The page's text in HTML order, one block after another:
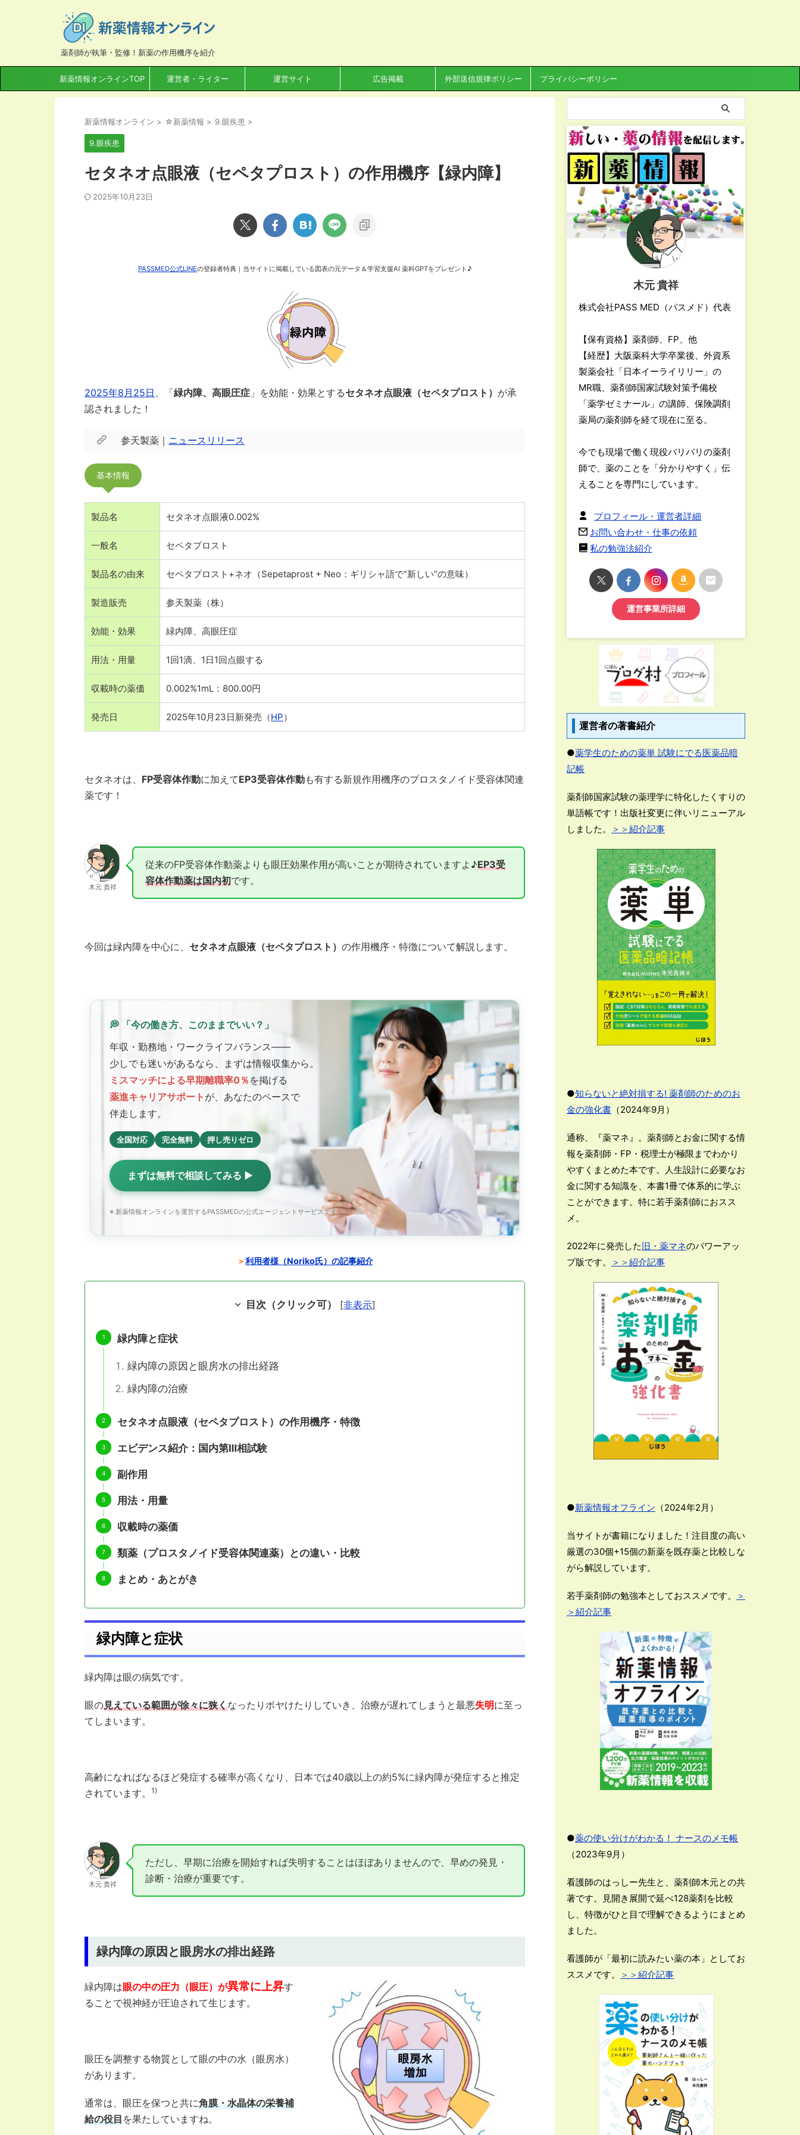
薬剤師が執筆・監修！新薬の作用機序を紹介
新薬情報オンラインTOP 運営者・ライター 運営サイト 広告掲載 外部送信規律ポリシー プライバシーポリシー
新薬情報オンライン > ☆新薬情報 > 9.眼疾患 >
9.眼疾患
セタネオ点眼液（セペタプロスト）の作用機序【緑内障】
2025年10月23日
PASSMED公式LINEの登録者特典｜当サイトに掲載している図表の元データ＆学習支援AI 薬科GPTをプレゼント♪
2025年8月25日 、「緑内障、高眼圧症 」を効能・効果とするセタネオ点眼液（セペタプロスト） が承
認されました！
参天製薬｜ ニュースリリース
基本情報
製品名 セタネオ点眼液0.002%
一般名 セペタプロスト
製品名の由来 セペタプロスト+ネオ（Sepetaprost + Neo：ギリシャ語で”新しい”の意味）
製造販売 参天製薬（株）
効能・効果 緑内障、高眼圧症
用法・用量 1回1滴、1日1回点眼する
収載時の薬価 0.002%1mL：800.00円
発売日 2025年10月23日新発売（HP）
セタネオは、 FP受容体作動に加えてEP3受容体作動も有する新規作用機序のプロスタノイド受容体関連
薬です！
木元 貴祥
従来のFP受容体作動薬よりも眼圧効果作用が高いことが期待されていますよ♪EP3受
容体作動薬は国内初です。
今回は緑内障を中心に、 セタネオ点眼液（セペタプロスト） の作用機序・特徴について解説します。
💭 「今の働き方、このままでいい？」
年収・勤務地・ワークライフバランス——
少しでも迷いがあるなら、まずは情報収集から。
ミスマッチによる早期離職率0％ を掲げる
薬進キャリアサポート が、あなたのペースで
伴走します。
全国対応 完全無料 押し売りゼロ
まずは無料で相談してみる ▶
※ 新薬情報オンラインを運営するPASSMEDの公式エージェントサービスです
＞利用者様（Noriko氏）の記事紹介
目次（クリック可） [非表示]
緑内障と症状
緑内障の原因と眼房水の排出経路
緑内障の治療
セタネオ点眼液（セペタプロスト）の作用機序・特徴
エビデンス紹介：国内第Ⅲ相試験
副作用
用法・用量
収載時の薬価
類薬（プロスタノイド受容体関連薬）との違い・比較
まとめ・あとがき
緑内障と症状
緑内障は眼の病気です。
眼の見えている範囲が徐々に狭くなったりボヤけたりしていき、治療が遅れてしまうと最悪失明に至っ
てしまいます。
高齢になればなるほど発症する確率が高くなり、日本では40歳以上の約5%に緑内障が発症すると推定
されています。
1)
木元 貴祥
ただし、早期に治療を開始すれば失明することはほぼありませんので、早めの発見・
診断・治療が重要です。
緑内障の原因と眼房水の排出経路
緑内障は眼の中の圧力（眼圧）が異常に上昇す
ることで視神経が圧迫されて生じます。
眼圧を調整する物質として眼の中の水（眼房水）
があります。
通常は、眼圧を保つと共に角膜・水晶体の栄養補
給の役目を果たしていますね。
木元 貴祥
株式会社PASS MED（パスメド）代表
【保有資格】薬剤師、FP、他
【経歴】大阪薬科大学卒業後、外資系
製薬会社「日本イーライリリー」の
MR職、薬剤師国家試験対策予備校
「薬学ゼミナール」の講師、保険調剤
薬局の薬剤師を経て現在に至る。
今でも現場で働く現役バリバリの薬剤
師で、薬のことを「分かりやすく」伝
えることを専門にしています。
プロフィール・運営者詳細
お問い合わせ・仕事の依頼
私の勉強法紹介
運営事業所詳細
運営者の著書紹介
●薬学生のための薬単 試験にでる医薬品暗
記帳
薬剤師国家試験の薬理学に特化したくすりの
単語帳です！出版社変更に伴いリニューアル
しました。
＞＞紹介記事
●知らないと絶対損する! 薬剤師のためのお
金の強化書 （2024年9月）
通称、『薬マネ』。薬剤師とお金に関する情
報を薬剤師・FP・税理士が極限までわかり
やすくまとめた本です。人生設計に必要なお
金に関する知識を、本書1冊で体系的に学ぶ
ことができます。特に若手薬剤師におスス
メ。
2022年に発売した旧・薬マネのパワーアッ
プ版です。
＞＞紹介記事
●新薬情報オフライン （2024年2月）
当サイトが書籍になりました！注目度の高い
厳選の30個+15個の新薬を既存薬と比較しな
がら解説しています。
若手薬剤師の勉強本としておススメです。
＞
＞紹介記事
●薬の使い分けがわかる！ ナースのメモ帳
（2023年9月）
看護師のはっしー先生と、薬剤師木元との共
著です。見開き展開で延べ128薬剤を比較
し、特徴がひと目で理解できるようにまとめ
ました。
看護師が「最初に読みたい薬の本」としてお
ススメです。
＞＞紹介記事